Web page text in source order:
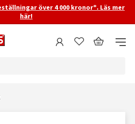
över 4 000 kronor*. Läs mer
här!